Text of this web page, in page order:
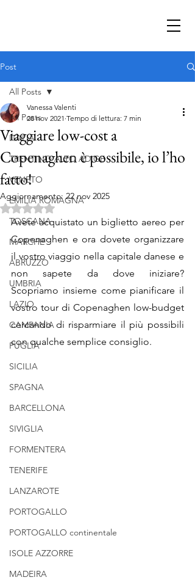
Post
All Posts
ITALIA
TRENTINO ALTO ADIGE
VENETO
EMILIA ROMAGNA
TOSCANA
MARCHE
ABRUZZO
UMBRIA
LAZIO
CAMPANIA
PUGLIA
SICILIA
SPAGNA
BARCELLONA
SIVIGLIA
FORMENTERA
TENERIFE
LANZAROTE
PORTOGALLO
PORTOGALLO continentale
ISOLE AZZORRE
MADEIRA
All Posts
Viaggiare low-cost a
Copenaghen è possibile, io l’ho
fatto!
Vanessa Valenti
28 nov 2021 Tempo di lettura: 7 min
Aggiornamento:22 nov 2025
Valutazione NaN stelle su 5.
Avete acquistato un biglietto aereo per
Copenaghen e ora dovete organizzare
il vostro viaggio nella capitale danese e
non sapete da dove iniziare?
Scopriamo insieme come pianificare il
vostro tour di Copenaghen low-budget
cercando di risparmiare il più possibili
con qualche semplice consiglio.